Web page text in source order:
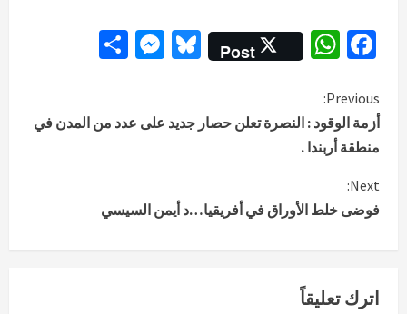
Facebook
WhatsApp
Post
Bluesky
C
o
n
t
i
n
Previous:
أزمة الوقود : النصرة تعلن حصار جديد على عدد من المدن في
منطقة أربندا .
Next:
فوضى خلط الأوراق في أفريقيا…د أيمن السيسي
اترك تعليقاً